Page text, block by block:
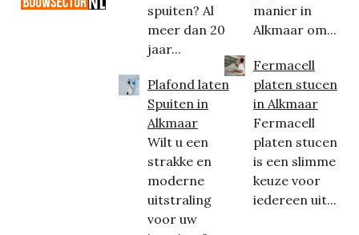
spuiten? Al
meer dan 20
jaar...
Plafond laten
Spuiten in
Alkmaar
Wilt u een
strakke en
moderne
uitstraling
voor uw
manier in
Alkmaar om...
Fermacell
platen stucen
in Alkmaar
Fermacell
platen stucen
is een slimme
keuze voor
iedereen uit...